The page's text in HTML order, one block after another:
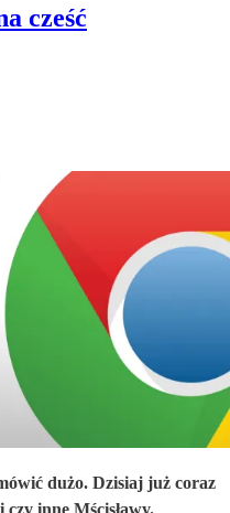
cześć
dużo. Dzisiaj już coraz